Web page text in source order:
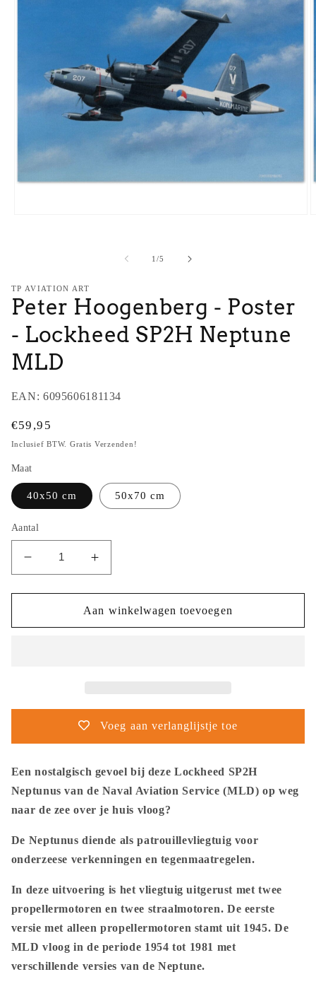
1/van
5
TP AVIATION ART
Peter Hoogenberg - Poster
- Lockheed SP2H Neptune
MLD
EAN: 6095606181134
Normale
prijs
€59,95
Inclusief BTW. Gratis Verzenden!
Maat
40x50 cm 50x70 cm
Aantal
Aantal
verlagen
voor
Hoogenberg
Neptune
Aantal
verhogen
voor
Peter
Hoogenberg
Neptune
MLD
Aan winkelwagen toevoegen
Voeg aan verlanglijstje toe
Een nostalgisch gevoel bij deze Lockheed SP2H
Neptunus van de Naval Aviation Service (MLD) op weg
naar de zee over je huis vloog?
De Neptunus diende als patrouillevliegtuig voor
onderzeese verkenningen en tegenmaatregelen.
In deze uitvoering is het vliegtuig uitgerust met twee
propellermotoren en twee straalmotoren. De eerste
versie met alleen propellermotoren stamt uit 1945. De
MLD vloog in de periode 1954 tot 1981 met
verschillende versies van de Neptune.